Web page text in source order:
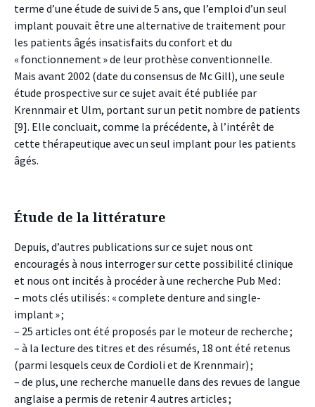
terme d’une étude de suivi de 5 ans, que l’emploi d’un seul
implant pouvait être une alternative de traitement pour
les patients âgés insatisfaits du confort et du
« fonctionnement » de leur prothèse conventionnelle.
Mais avant 2002 (date du consensus de Mc Gill), une seule
étude prospective sur ce sujet avait été publiée par
Krennmair et Ulm, portant sur un petit nombre de patients
[9]. Elle concluait, comme la précédente, à l’intérêt de
cette thérapeutique avec un seul implant pour les patients
âgés.
Étude de la littérature
Depuis, d’autres publications sur ce sujet nous ont
encouragés à nous interroger sur cette possibilité clinique
et nous ont incités à procéder à une recherche Pub Med :
– mots clés utilisés : « complete denture and single-
implant » ;
– 25 articles ont été proposés par le moteur de recherche ;
– à la lecture des titres et des résumés, 18 ont été retenus
(parmi lesquels ceux de Cordioli et de Krennmair) ;
– de plus, une recherche manuelle dans des revues de langue
anglaise a permis de retenir 4 autres articles ;